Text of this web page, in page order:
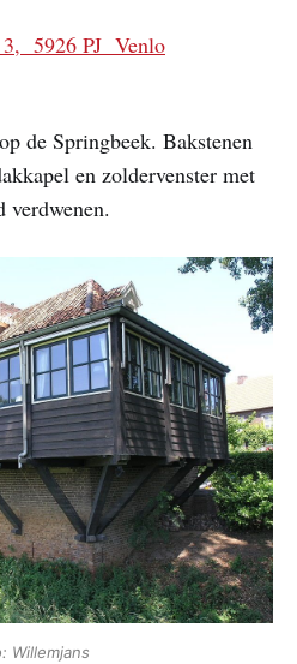
5926 PJ Venlo
de Springbeek. Bakstenen
en zoldervenster met
Willemjans